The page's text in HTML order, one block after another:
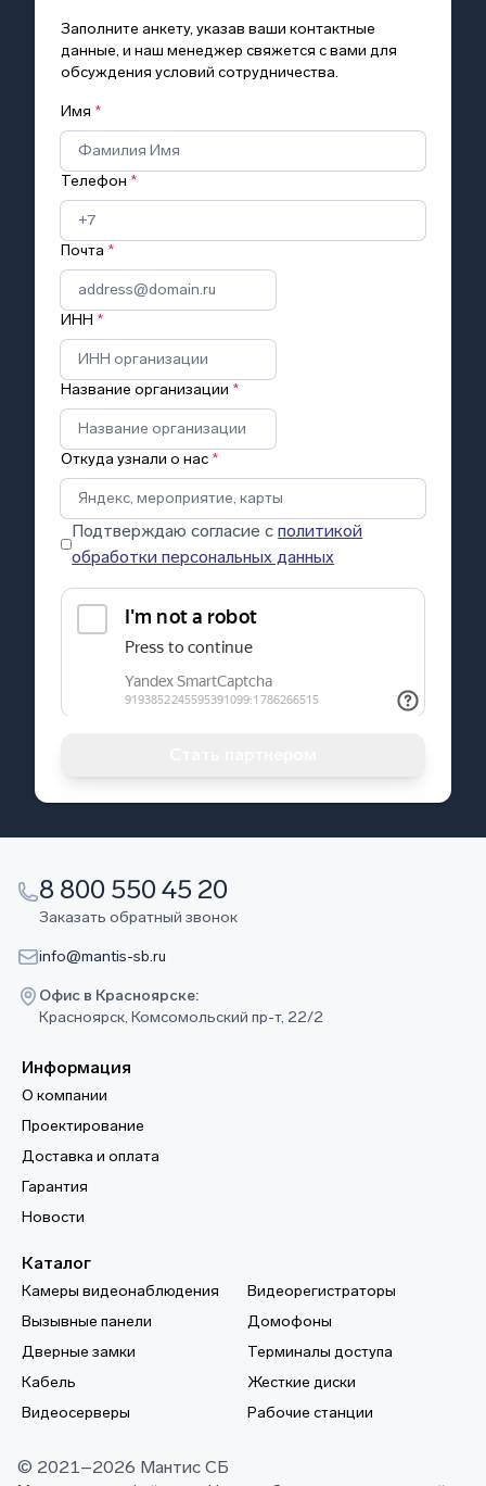
Заполните анкету, указав ваши контактные
данные, и наш менеджер свяжется с вами для
обсуждения условий сотрудничества.
Имя *
Телефон *
Почта *
ИНН *
Название организации *
Откуда узнали о нас *
Подтверждаю согласие сполитикой
обработки персональных данных
8 800 550 45 20
Заказать обратный звонок
info@mantis-sb.ru
Офис в Красноярске:
Красноярск, Комсомольский пр-т, 22/2
Информация
О компании
Проектирование
Доставка и оплата
Гарантия
Новости
Каталог
Камеры видеонаблюдения
Видеорегистраторы
Вызывные панели
Домофоны
Дверные замки
Терминалы доступа
Кабель
Жесткие диски
Видеосерверы
Рабочие станции
© 2021–2026 Мантис СБ